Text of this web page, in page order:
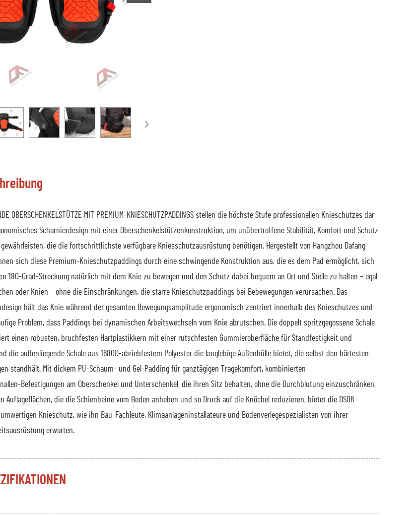
OBERSCHENKELSTÜTZE MIT PREMIUM-KNIESCHUTZPADDINGS stellen die höchste Stufe professionellen Knieschutzes dar
Scharnierdesign mit einer Oberschenkelstützenkonstruktion, um unübertroffene Stabilität, Komfort und Schutz
die die fortschrittlichste verfügbare Kniesschutzausrüstung benötigen. Hergestellt von Hangzhou Dafang
sich diese Premium-Knieschutzpaddings durch eine schwingende Konstruktion aus, die es dem Pad ermöglicht, sich
180-Grad-Streckung natürlich mit dem Knie zu bewegen und den Schutz dabei bequem an Ort und Stelle zu halten – egal
oder Knien – ohne die Einschränkungen, die starre Knieschutzpaddings bei Bebewegungen verursachen. Das
hält das Knie während der gesamten Bewegungsamplitude ergonomisch zentriert innerhalb des Knieschutzes und
Problem, dass Paddings bei dynamischen Arbeitswechseln vom Knie abrutschen. Die doppelt spritzgegossene Schale
einen robusten, bruchfesten Hartplastikkern mit einer rutschfesten Gummieroberfläche für Standfestigkeit und
die außenliegende Schale aus 1680D-abriebfestem Polyester die langlebige Außenhülle bietet, die selbst den härtesten
standhält. Mit dickem PU-Schaum- und Gel-Padding für ganztägigen Tragekomfort, kombinierten
Befestigungen am Oberschenkel und Unterschenkel, die ihren Sitz behalten, ohne die Durchblutung einzuschränken,
Auflageflächen, die die Schienbeine vom Boden anheben und so Druck auf die Knöchel reduzieren, bietet die DS06
Knieschutz, wie ihn Bau-Fachleute, Klimaanlageninstallateure und Bodenverlegespezialisten von ihrer
erwarten.